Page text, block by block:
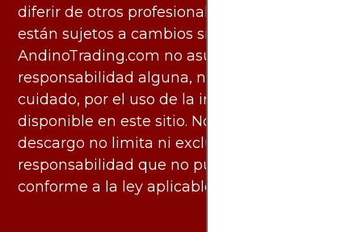
diferir de otros profesionales calificados y
están sujetos a cambios sin previo aviso.
AndinoTrading.com no asume
responsabilidad alguna, ni deber de
cuidado, por el uso de la información
disponible en este sitio. No obstante, este
descargo no limita ni excluye ninguna
responsabilidad que no pueda ser excluida
conforme a la ley aplicable.